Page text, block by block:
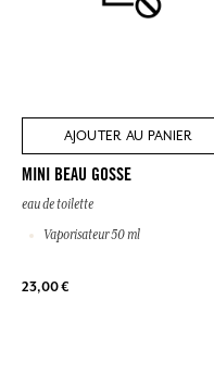
AJOUTER AU PANIER
MINI BEAU GOSSE
eau de toilette
Vaporisateur 50 ml
23,00 €